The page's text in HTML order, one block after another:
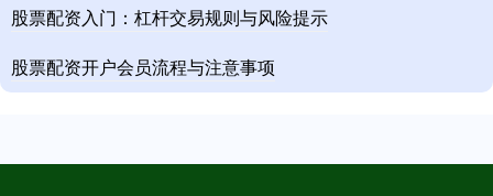
股票配资入门：杠杆交易规则与风险提示
股票配资开户会员流程与注意事项